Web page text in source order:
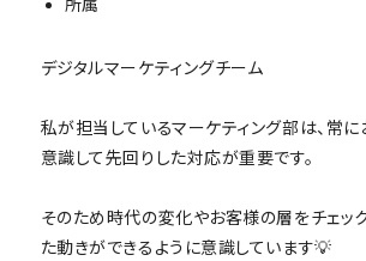
所属
デジタルマーケティングチーム
私が担当しているマーケティング部は、常
意識して先回りした対応が重要です。
そのため時代の変化やお客様の層をチェック
た動きができるように意識しています💡